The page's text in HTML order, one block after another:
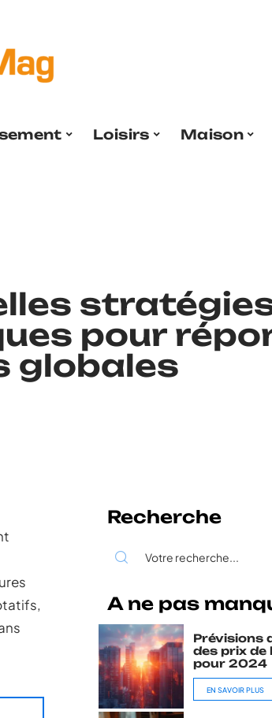
Loisirs Maison
pour
globales
Recherche
A ne pas
Prévisions
des prix de
pour 2024
EN SAVOIR PLUS